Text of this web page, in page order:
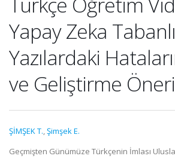
Yapay Zeka
Yazılardaki
ve Geliştirme
ŞİMŞEK T.,Şimşek E.
Geçmişten Günümüze Türkçenin İmlası